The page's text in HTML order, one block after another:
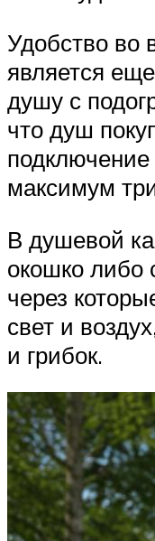
Удобство во
является
душу с
что душ
максимум
В душевой
окошко либо
через
свет и
и грибок.